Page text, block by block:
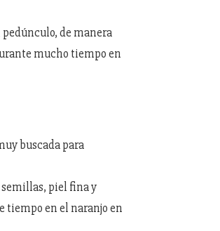
de manera
mucho tiempo en
buscada para
piel fina y
tiempo en el naranjo en